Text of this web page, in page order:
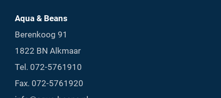
Aqua & Beans
Berenkoog 91
1822 BN Alkmaar
Tel. 072-5761910
Fax. 072-5761920